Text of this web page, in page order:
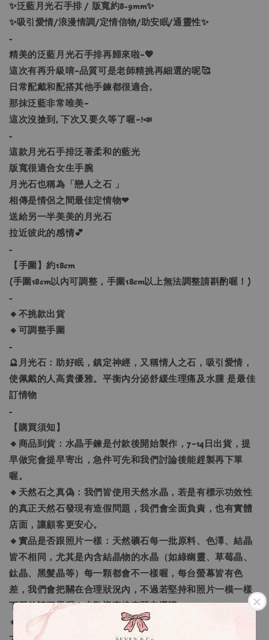
✨泛藍月光石手排 / 版寬約8-9mm✨
✨吸引愛情/浪漫情調/定情信物/助安眠/通靈性✨
-
精美的泛藍月光石手排再歸來啦~💖
這次有再升級唷~品質可是老師精挑再細選的呢🥰
日常配戴和配搭其他手鍊都很適合,
那抹泛藍非常唯美~
這次沒搶到, 下次又要久等了喔~!📣
-
這款月光石手排泛著柔和的藍光
版寬很適合女生手腕
月光石也稱為「戀人之石 」
相傳是情侶之間最佳定情物❤
送給另一半美美的月光石
拉近彼此的感情💕
-
【手圍】約18cm
(手圍18cm以內可調整，手圍18cm以上無法調整請斟酌喔！)
-
🔸不挑款出貨
🔸可調整手圍
-
🔮月光石：助好眠，鎮定神經，又稱情人之石，吸引愛情，
使佩戴的人高貴優雅。平衡內分泌舒緩生理痛及水腫 是最佳
訂情物
-
【購買須知】
🔸商品到貨：水晶手鍊是付款後開始製作，7~14日出貨，提
早做完會提早寄出，急件可先和我們討論後能趕製再下單
喔。
🔸天然石之真偽：我們皆使用天然水晶，若是有標示功效性
的真正天然石發現有造假問題，我們會全面負責，也有實體
店面，讓顧客更安心。
🔸實品是否跟照片一樣：天然礦石每一批原料、色澤、結晶
皆不相同，尤其是內含結晶物的水晶（如綠幽靈、草莓晶、
鈦晶、黑髮晶等）每一顆都會不一樣喔，每台螢幕皆有色
差，我們會把關在合理狀況內，不過若堅持和照片一模一樣
下單前請三思喔！也歡迎直接來門市選購。
🔸勿用評價溝通：商品有任何問題請私訊我們，我們會盡最